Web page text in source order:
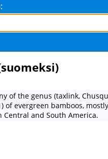
of the genus (taxlink,
of evergreen bamboos,
Central and South America.